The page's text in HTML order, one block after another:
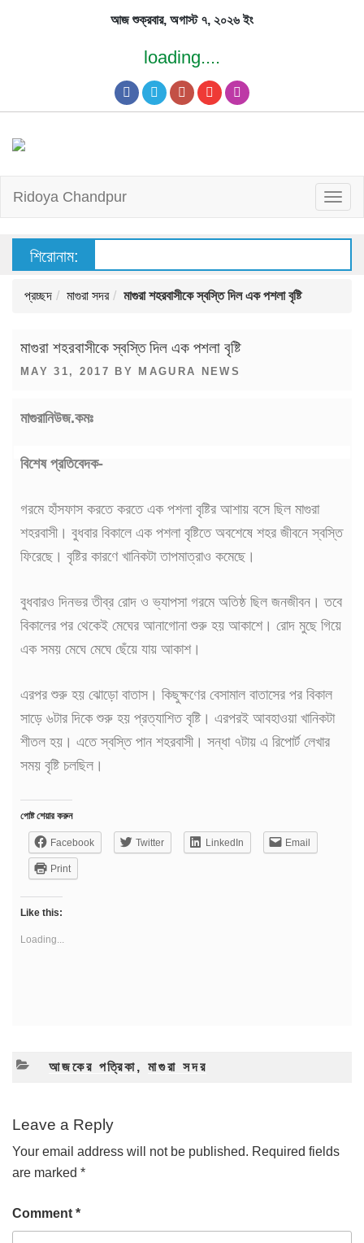
আজ শুক্রবার, অগাস্ট ৭, ২০২৬ ইং
loading....
T
o
g
l
a
t
Ridoya Chandpur
শিরোনাম:
প্রচ্ছদ মাগুরা সদর মাগুরা শহরবাসীকে স্বস্তি দিল এক পশলা বৃষ্টি
মাগুরা শহরবাসীকে স্বস্তি দিল এক পশলা বৃষ্টি
POSTED
MAY 31, 2017 BY MAGURA NEWS
মাগুরানিউজ.কমঃ
বিশেষ প্রতিবেদক-
গরমে হাঁসফাস করতে করতে এক পশলা বৃষ্টির আশায় বসে ছিল মাগুরা
শহরবাসী। বুধবার বিকালে এক পশলা বৃষ্টিতে অবশেষে শহর জীবনে স্বস্তি
ফিরেছে। বৃষ্টির কারণে খানিকটা তাপমাত্রাও কমেছে।
বুধবারও দিনভর তীব্র রোদ ও ভ্যাপসা গরমে অতিষ্ঠ ছিল জনজীবন। তবে
বিকালের পর থেকেই মেঘের আনাগোনা শুরু হয় আকাশে। রোদ মুছে গিয়ে
এক সময় মেঘে মেঘে ছেঁয়ে যায় আকাশ।
এরপর শুরু হয় ঝোড়ো বাতাস। কিছুক্ষণের বেসামাল বাতাসের পর বিকাল
সাড়ে ৬টার দিকে শুরু হয় প্রত্যাশিত বৃষ্টি। এরপরই আবহাওয়া খানিকটা
শীতল হয়। এতে স্বস্তি পান শহরবাসী। সন্ধা ৭টায় এ রিপোর্ট লেখার
সময় বৃষ্টি চলছিল।
পোষ্ট শেয়ার করুন
Facebook Twitter LinkedIn Email
Print
Like this:
Loading...
CATEGORIES
আজকের পত্রিকা,মাগুরা সদর
Leave a Reply
Your email address will not be published. Required fields
are marked *
Comment *